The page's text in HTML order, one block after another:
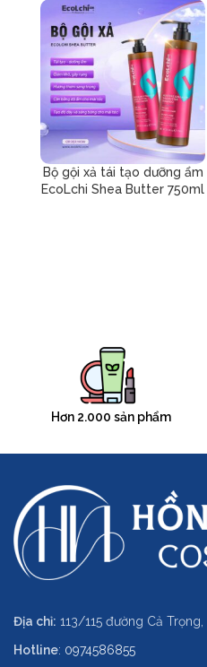
Bộ gội xả tái tạo dưỡng ẩm
EcoLchi Shea Butter 750ml
Hơn 2.000 sản phẩm
Địa chỉ: 113/115 đường Cả
Hotline: 0974586855